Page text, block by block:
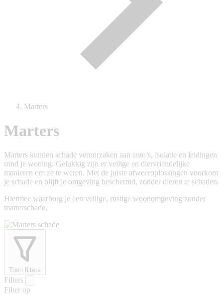
Marters
Marters
Marters kunnen schade veroorzaken aan auto’s, isolatie en leidingen
rond je woning. Gelukkig zijn er veilige en diervriendelijke
manieren om ze te weren. Met de juiste afweeroplossingen voorkom
je schade en blijft je omgeving beschermd, zonder dieren te schaden.
Hiermee waarborg je een veilige, rustige woonomgeving zonder
marterschade.
Toon filters
Filters
Filter op